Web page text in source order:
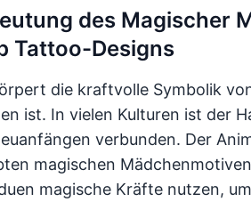
des Magischer
Tattoo-Designs
die kraftvolle Symbolik
ist. In vielen Kulturen ist der
verbunden. Der
magischen
magische Kräfte nutzen,